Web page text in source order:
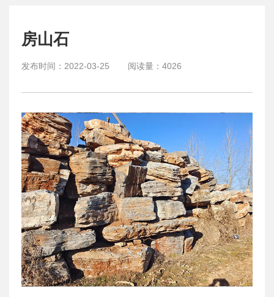
房山石
发布时间： 2022-03-25 阅读量： 4026